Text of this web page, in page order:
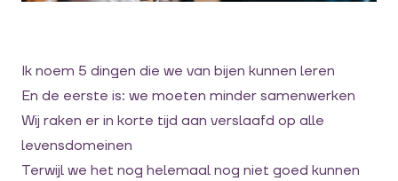
Ik noem 5 dingen die we van bijen kunnen leren
En de eerste is: we moeten minder samenwerken
Wij raken er in korte tijd aan verslaafd op alle
levensdomeinen
Terwijl we het nog helemaal nog niet goed kunnen